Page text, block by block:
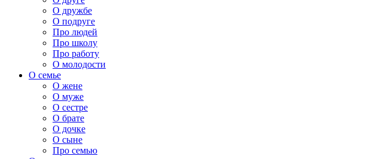
О дружбе
О подруге
Про людей
Про школу
Про работу
О молодости
О семье
О жене
О муже
О сестре
О брате
О дочке
О сыне
Про семью